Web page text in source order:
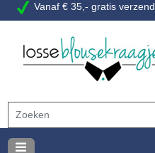
Vanaf € 35,- gratis